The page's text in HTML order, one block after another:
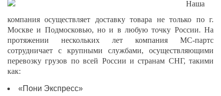
Наша
компания осуществляет доставку товара не только по г.
Москве и Подмосковью, но и в любую точку России. На
протяжении нескольких лет компания МС-партс
сотрудничает с крупными службами, осуществляющими
перевозку грузов по всей России и странам СНГ, такими
как:
«Пони Экспресс»